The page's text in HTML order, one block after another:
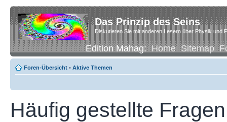
Das Prinzip des Seins
Diskutieren Sie mit anderen Lesern über Physik und
Edition Mahag:Home Sitemap
Foren-Übersicht • Aktive Themen
Häufig gestellte Fragen